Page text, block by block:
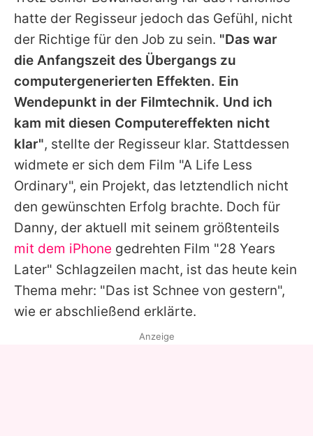
hatte der Regisseur jedoch das Gefühl, nicht
der Richtige für den Job zu sein. "Das war
die Anfangszeit des Übergangs zu
computergenerierten Effekten. Ein
Wendepunkt in der Filmtechnik. Und ich
kam mit diesen Computereffekten nicht
klar", stellte der Regisseur klar. Stattdessen
widmete er sich dem Film "A Life Less
Ordinary", ein Projekt, das letztendlich nicht
den gewünschten Erfolg brachte. Doch für
Danny, der aktuell mit seinem größtenteils
mit dem iPhone gedrehten Film "28 Years
Later" Schlagzeilen macht, ist das heute kein
Thema mehr: "Das ist Schnee von gestern",
wie er abschließend erklärte.
Anzeige